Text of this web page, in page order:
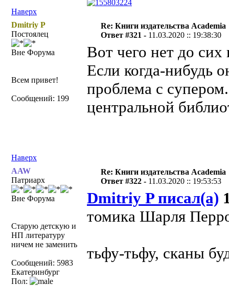
Наверх
Dmitriy P
Постоялец
Вне Форума
Всем привет!
Сообщений: 199
Re: Книги издательства Academia
Ответ #321 - 11.03.2020 :: 19:38:30
Вот чего нет до
Если когда-нибудь
проблема с
центральной
Наверх
AAW
Патриарх
Вне Форума
Старую детскую и
НП литературу
ничем не заменить
Сообщений: 5983
Екатеринбург
Пол:
Re: Книги издательства Academia
Ответ #322 - 11.03.2020 :: 19:53:53
Dmitriy P писал(а)
томика Шарля
тьфу-тьфу, сканы